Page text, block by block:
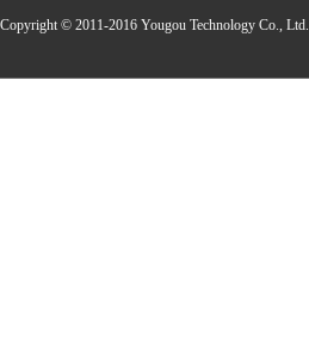
Copyright © 2011-2016 Yougou Technology Co., Ltd.